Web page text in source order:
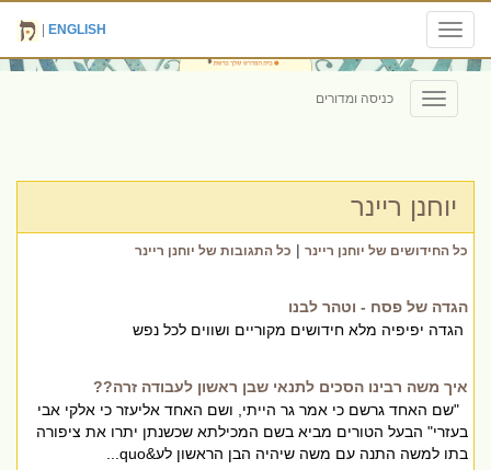
Toggle
navigation
ENGLISH
Toggle
navigation
כניסה ומדורים
יוחנן ריינר
כל החידושים של יוחנן ריינר | כל התגובות של יוחנן ריינר
הגדה של פסח - וטהר לבנו
הגדה יפיפיה מלא חידושים מקוריים ושווים לכל נפש
איך משה רבינו הסכים לתנאי שבן ראשון לעבודה זרה??
"שם האחד גרשם כי אמר גר הייתי, ושם האחד אליעזר כי אלקי אבי
בעזרי" הבעל הטורים מביא בשם המכילתא שכשנתן יתרו את ציפורה
בתו למשה התנה עם משה שיהיה הבן הראשון לע&quo...